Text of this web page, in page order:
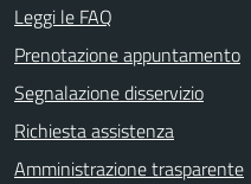
Leggi le FAQ
Prenotazione appuntamento
Segnalazione disservizio
Richiesta assistenza
Amministrazione trasparente